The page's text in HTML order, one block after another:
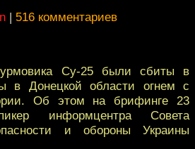
| 516 комментариев
Су-25 были сбиты в
в Донецкой области огнем с
Об этом на брифинге 23
информцентра Совета
и обороны Украины